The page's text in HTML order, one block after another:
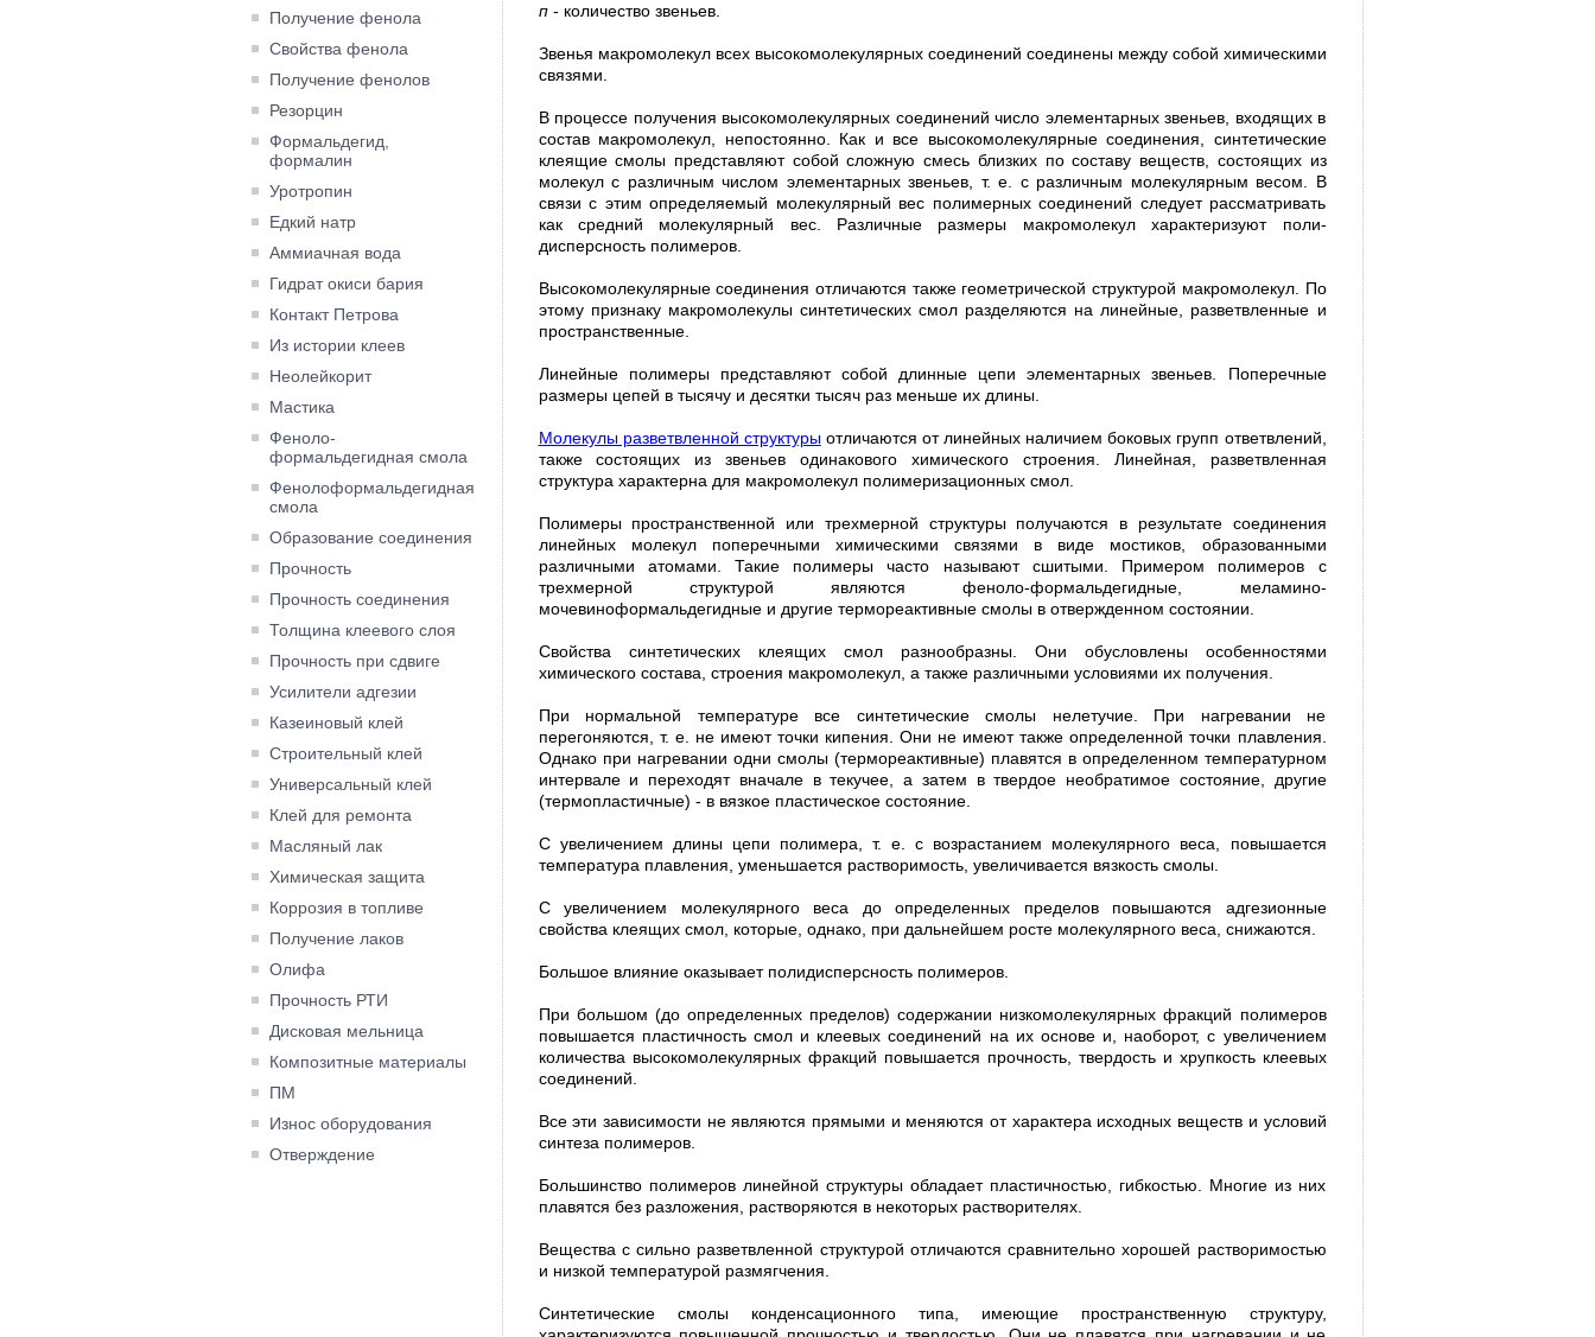
Получение фенола
Свойства фенола
Получение фенолов
Резорцин
Формальдегид,
формалин
Уротропин
Едкий натр
Аммиачная вода
Гидрат окиси бария
Контакт Петрова
Из истории клеев
Неолейкорит
Мастика
Феноло-
формальдегидная смола
Фенолоформальдегидная
смола
Образование соединения
Прочность
Прочность соединения
Толщина клеевого слоя
Прочность при сдвиге
Усилители адгезии
Казеиновый клей
Строительный клей
Универсальный клей
Клей для ремонта
Масляный лак
Химическая защита
Коррозия в топливе
Получение лаков
Олифа
Прочность РТИ
Дисковая мельница
Композитные материалы
ПМ
Износ оборудования
Отверждение
п- количество звеньев.
Звенья макромолекул всех высокомолекулярных соединений соединены между собой химическими
связями.
В процессе получения высокомолекулярных соединений чи­сло элементарных звеньев, входящих в
состав макромолекул, непостоянно. Как и все высокомолекулярные соединения, синте­тические
клеящие смолы представляют собой сложную смесь близких по составу веществ, состоящих из
молекул с различ­ным числом элементарных звеньев, т. е. с различным моле­кулярным весом. В
связи с этим определяемый молекуляр­ный вес полимерных соединений следует рассматривать
как средний молекулярный вес. Различные размеры макромолекул характеризуют поли­
дисперсность поли­меров.
Высокомолекулярные соединения отличаются также геометрической структурой макромоле­кул. По
этому признаку макромолекулы синтети­ческих смол разделяются на линейные, разветвлен­ные и
пространственные.
Линейные полимеры представляют собой длинные цепи элементар­ных звеньев. Поперечные
размеры цепей в тысячу и десятки тысяч раз меньше их длины.
Молекулы разветвлен­ной структурыотличают­ся от линейных наличием боковых групп ответвле­ний,
также состоящих из звеньев одинакового хи­мического строения. Ли­нейная, разветвленная
структура характерна для макромолекул полимеризационных смол.
Полимеры пространственной или трехмерной структуры по­лучаются в результате соединения
линейных молекул попереч­ными химическими связями в виде мостиков, образованными
различными атомами. Такие полимеры часто называют сши­тыми. Примером полимеров с
трехмерной структурой явля­ются феноло-формальдегидные, меламино-
мочевиноформальдегидные и другие термореактивные смолы в отвержденном со­стоянии.
Свойства синтетических клеящих смол разнообразны. Они обусловлены особенностями
химического состава, строения ма­кромолекул, а также различными условиями их получения.
При нормальной температуре все синтетические смолы неле­тучие. При нагревании не
перегоняются, т. е. не имеют точки кипения. Они не имеют также определенной точки плавления.
Однако при нагревании одни смолы (термореактивные) пла­вятся в определенном температурном
интервале и переходят вначале в текучее, а затем в твердое необратимое состояние, другие
(термопластичные) - в вязкое пластическое состояние.
С увеличением длины цепи полимера, т. е. с возрастанием молекулярного веса, повышается
температура плавления, уменьшается растворимость, увеличивается вязкость смолы.
С увеличением молекулярного веса до определенных пределов повышаются адгезионные
свойства клеящих смол, которые, однако, при дальнейшем росте молекулярного веса, снижаются.
Большое влияние оказывает полидисперсность полимеров.
При большом (до определенных пределов) содержании низко­молекулярных фракций полимеров
повышается пластичность смол и клеевых соединений на их основе и, наоборот, с увеличе­нием
количества высокомолекулярных фракций повышается прочность, твердость и хрупкость клеевых
соединений.
Все эти зависимости не являются прямыми и меняются от характера исходных веществ и условий
синтеза полимеров.
Большинство полимеров линейной структуры обладает пла­стичностью, гибкостью. Многие из них
плавятся без разложения, растворяются в некоторых растворителях.
Вещества с сильно разветвленной структурой отличаются сравнительно хорошей растворимостью
и низкой температурой размягчения.
Синтетические смолы конденсационного типа, имеющие про­странственную структуру,